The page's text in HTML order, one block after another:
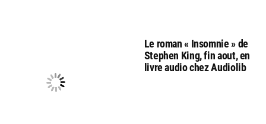
Le roman « Insomnie » de
Stephen King, fin aout, en
livre audio chez Audiolib